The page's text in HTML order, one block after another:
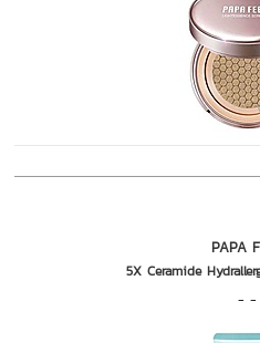
PAPA
5X Ceramide
- -